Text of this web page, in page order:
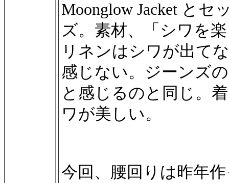
Moonglow Jacket と
ズ。素材、「シワを
リネンはシワが出て
感じない。ジーンズ
と感じるのと同じ。
ワが美しい。
今回、腰回りは昨年